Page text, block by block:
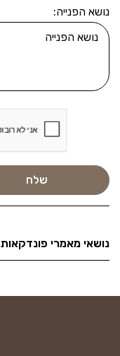
נושא הפנייה:
נושאי מאמרי פונדקאות